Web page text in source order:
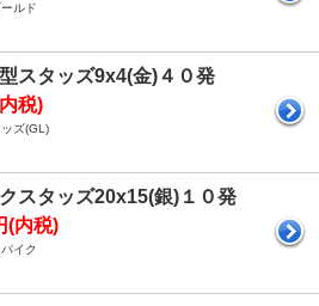
ルド
型スタッズ9x4(金)４０発
税)
ッズ(GL)
スタッズ20x15(銀)１０発
(内税)
イク